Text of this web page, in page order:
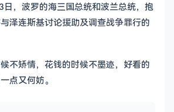
，波罗的海三国总统和波兰总统，抱
泽连斯基讨论援助及调查战争罪行的
候不矫情，花钱的时候不墨迹，好看的
点又何妨。